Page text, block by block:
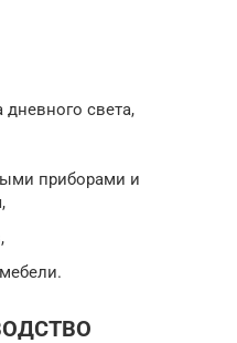
дневного света,
приборами и